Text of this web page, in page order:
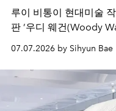
루이 비통이 현대미술
판 ’우디 웨건(Woody
07.07.2026 by Sihyun Bae